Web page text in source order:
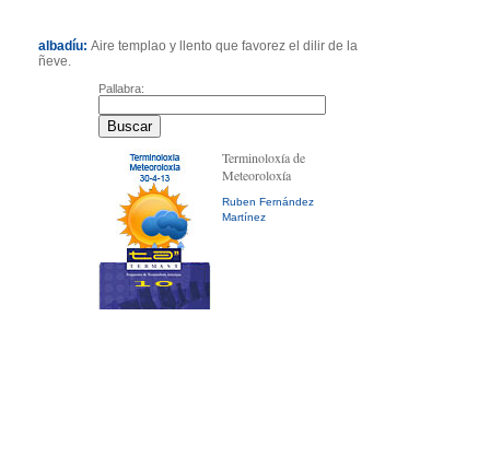
albadíu: Aire templao y llento que favorez el dilir de la
ñeve.
Pallabra:
Terminoloxía de
Meteoroloxía
Ruben Fernández
Martínez